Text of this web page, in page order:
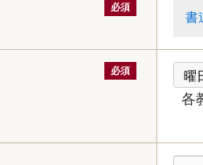
必須
書
必須
各